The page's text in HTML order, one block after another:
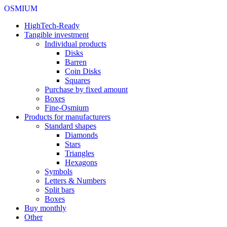
OSMIUM
HighTech-Ready
Tangible investment
Individual products
Disks
Barren
Coin Disks
Squares
Purchase by fixed amount
Boxes
Fine-Osmium
Products for manufacturers
Standard shapes
Diamonds
Stars
Triangles
Hexagons
Symbols
Letters & Numbers
Split bars
Boxes
Buy monthly
Other